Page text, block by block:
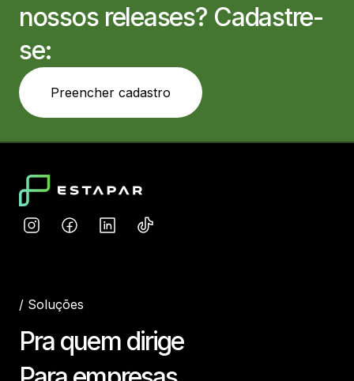
nossos releases? Cadastre-
se:
Preencher cadastro
/ Soluções
Pra quem dirige